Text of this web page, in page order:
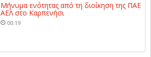
Μήνυμα ενότητας από τη διοίκηση της ΠΑΕ
ΑΕΛ στο Καρπενήσι
00:19